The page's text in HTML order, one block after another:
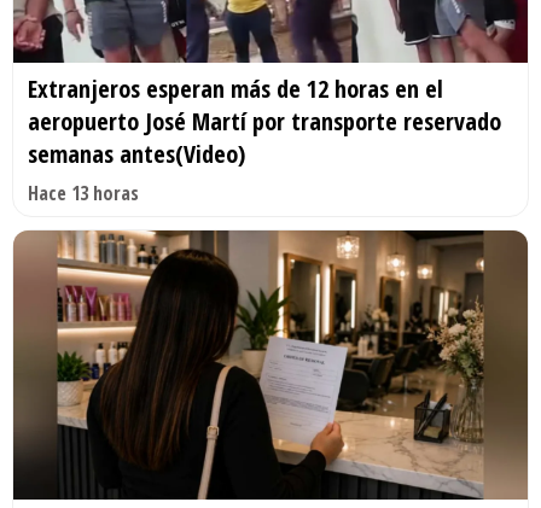
Extranjeros esperan más de 12 horas en el
aeropuerto José Martí por transporte reservado
semanas antes(Video)
Hace 13 horas